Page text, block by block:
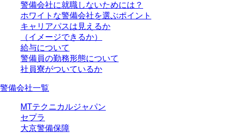
警備会社に就職しないためには？
ホワイトな警備会社を選ぶポイント
キャリアパスは見えるか
（イメージできるか）
給与について
警備員の勤務形態について
社員寮がついているか
警備会社一覧
MTテクニカルジャパン
セプラ
大京警備保障